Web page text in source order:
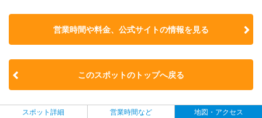
営業時間や料金、公式サイトの情報を見る
このスポットのトップへ戻る
スポット詳細
営業時間など 地図・アクセス